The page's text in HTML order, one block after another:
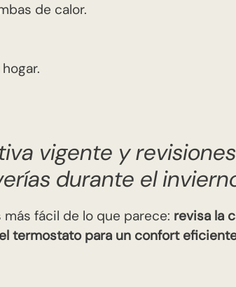
de calor.
vigente y revisiones
durante el
más fácil de lo que parece: revisa la
termostato para un confort